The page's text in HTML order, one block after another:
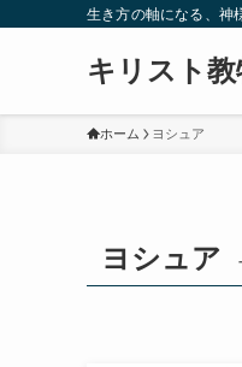
生き方の軸になる、神
キリスト
ホーム ヨシュア
ヨシュア